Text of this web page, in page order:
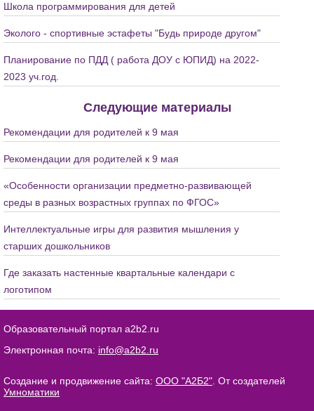
Школа программирования для детей
Эколого - спортивные эстафеты "Будь природе другом"
Планирование по ПДД ( работа ДОУ с ЮПИД) на 2022-
2023 уч.год.
Следующие материалы
Рекомендации для родителей к 9 мая
Рекомендации для родителей к 9 мая
«Особенности организации предметно-развивающей
среды в разных возрастных группах по ФГОС»
Интеллектуальные игры для развития мышления у
старших дошкольников
Где заказать настенные квартальные календари с
логотипом
Образовательный портал a2b2.ru
Электронная почта: info@a2b2.ru
Создание и продвижение сайта: ООО "А2Б2" . От создателей
Умноматики